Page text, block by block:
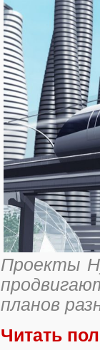
Проекты
планов
Читать